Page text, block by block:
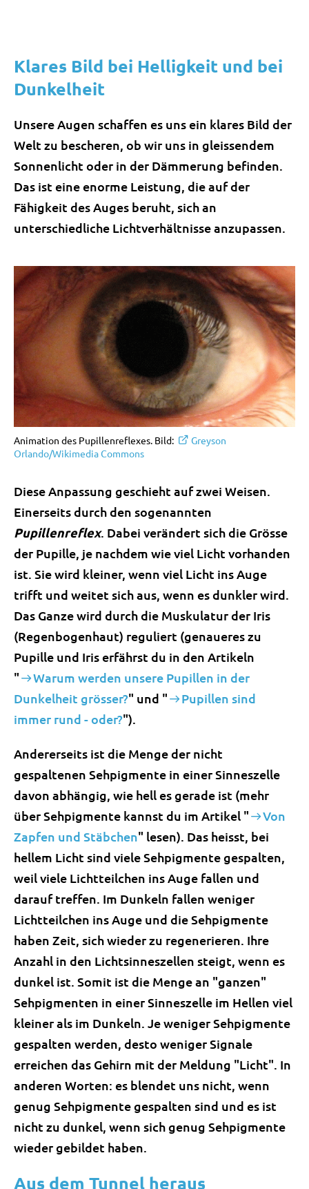
Klares Bild bei Helligkeit und bei
Dunkelheit
Unsere Augen schaffen es uns ein klares Bild der
Welt zu bescheren, ob wir uns in gleissendem
Sonnenlicht oder in der Dämmerung befinden.
Das ist eine enorme Leistung, die auf der
Fähigkeit des Auges beruht, sich an
unterschiedliche Lichtverhältnisse anzupassen.
Animation des Pupillenreflexes. Bild:
Greyson
Orlando/Wikimedia Commons
Diese Anpassung geschieht auf zwei Weisen.
Einerseits durch den sogenannten
Pupillenreflex. Dabei verändert sich die Grösse
der Pupille, je nachdem wie viel Licht vorhanden
ist. Sie wird kleiner, wenn viel Licht ins Auge
trifft und weitet sich aus, wenn es dunkler wird.
Das Ganze wird durch die Muskulatur der Iris
(Regenbogenhaut) reguliert (genaueres zu
Pupille und Iris erfährst du in den Artikeln
"
Warum werden unsere Pupillen in der
Dunkelheit grösser?" und "
Pupillen sind
immer rund - oder?").
Andererseits ist die Menge der nicht
gespaltenen Sehpigmente in einer Sinneszelle
davon abhängig, wie hell es gerade ist (mehr
über Sehpigmente kannst du im Artikel "
Von
Zapfen und Stäbchen" lesen). Das heisst, bei
hellem Licht sind viele Sehpigmente gespalten,
weil viele Lichtteilchen ins Auge fallen und
darauf treffen. Im Dunkeln fallen weniger
Lichtteilchen ins Auge und die Sehpigmente
haben Zeit, sich wieder zu regenerieren. Ihre
Anzahl in den Lichtsinneszellen steigt, wenn es
dunkel ist. Somit ist die Menge an "ganzen"
Sehpigmenten in einer Sinneszelle im Hellen viel
kleiner als im Dunkeln. Je weniger Sehpigmente
gespalten werden, desto weniger Signale
erreichen das Gehirn mit der Meldung "Licht". In
anderen Worten: es blendet uns nicht, wenn
genug Sehpigmente gespalten sind und es ist
nicht zu dunkel, wenn sich genug Sehpigmente
wieder gebildet haben.
Aus dem Tunnel heraus